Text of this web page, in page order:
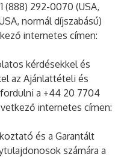
(888) 292-0070 (USA,
normál díjszabású)
internetes címen:
kérdésekkel és
az Ajánlattételi és
a +44 20 7704
internetes címen:
és a Garantált
számára a